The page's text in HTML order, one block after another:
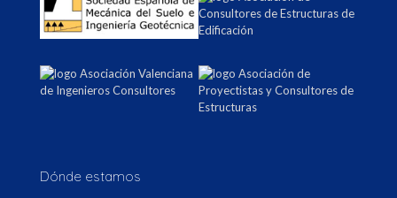
Dónde estamos